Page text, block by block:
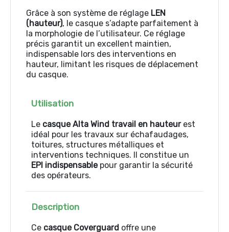
Grâce à son système de réglage LEN
(hauteur), le casque s’adapte parfaitement à
la morphologie de l’utilisateur. Ce réglage
précis garantit un excellent maintien,
indispensable lors des interventions en
hauteur, limitant les risques de déplacement
du casque.
Utilisation
Le casque Alta Wind travail en hauteurest
idéal pour les travaux sur échafaudages,
toitures, structures métalliques et
interventions techniques. Il constitue un
EPI indispensablepour garantir la sécurité
des opérateurs.
Description
Ce casque Coverguard offre une